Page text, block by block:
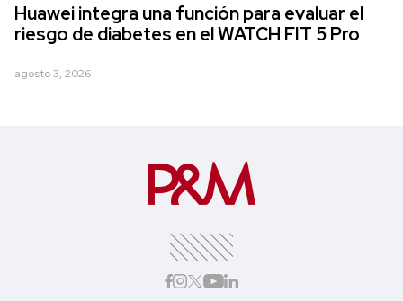
Huawei integra una función para evaluar el
riesgo de diabetes en el WATCH FIT 5 Pro
agosto 3, 2026